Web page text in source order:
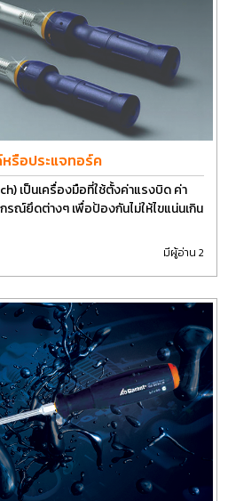
รือประแจทอร์ค
เป็นเครื่องมือที่ใช้ตั้งค่าแรงบิด ค่า
ณ์ยึดต่างๆ เพื่อป้องกันไม่ให้ไขแน่นเกิน
มีผู้อ่าน 2